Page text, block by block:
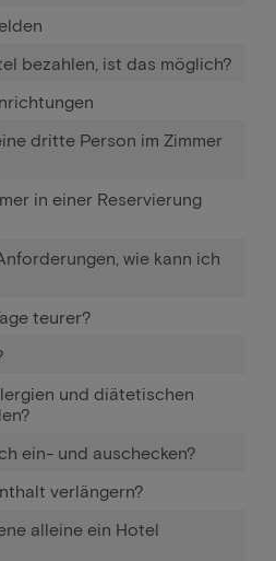
bezahlen, ist das möglich?
dritte Person im Zimmer
in einer Reservierung
wie kann ich
teurer?
und diätetischen
ein- und auschecken?
verlängern?
alleine ein Hotel